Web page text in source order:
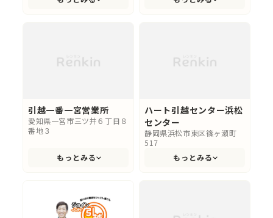
引越一番一宮営業所
愛知県一宮市三ツ井６丁目８
番地３
もっとみる
ハート引越センター浜松
センター
静岡県浜松市東区篠ヶ瀬町
517
もっとみる